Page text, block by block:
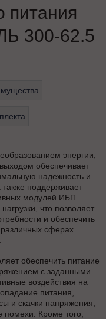
питания
300-62.5
энергии,
обеспечивает
надежность и
также поддерживает
модулей ИБП
что позволяет
и обеспечить
сферах
обеспечить питание
с заданными
воздействия на
питания,
и скачки напряжения,
помехи. Кроме того,